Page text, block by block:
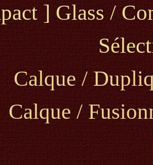
] Glass /
Calque /
Calque /